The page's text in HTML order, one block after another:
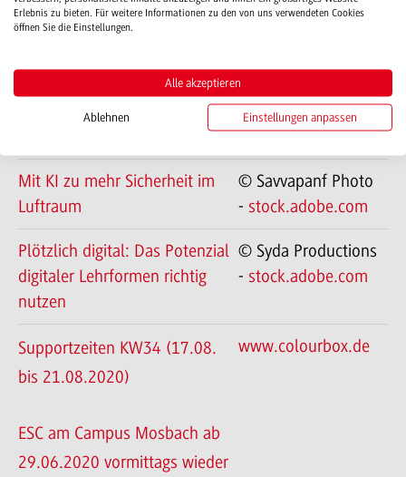
Stärken
stock.adobe.com
Weitere Schulungstermine
www.colourbox.de
Mit KI zu mehr Sicherheit im
Luftraum
© Savvapanf Photo
- stock.adobe.com
Plötzlich digital: Das Potenzial
digitaler Lehrformen richtig
nutzen
© Syda Productions
- stock.adobe.com
Supportzeiten KW34 (17.08.
bis 21.08.2020)
ESC am Campus Mosbach ab
29.06.2020 vormittags wieder
www.colourbox.de
Erlebnis zu bieten. Für weitere Informationen zu den von uns verwendeten Cookies
öffnen Sie die Einstellungen.
Alle akzeptieren
Ablehnen Einstellungen anpassen